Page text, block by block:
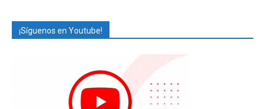
¡Síguenos en Youtube!